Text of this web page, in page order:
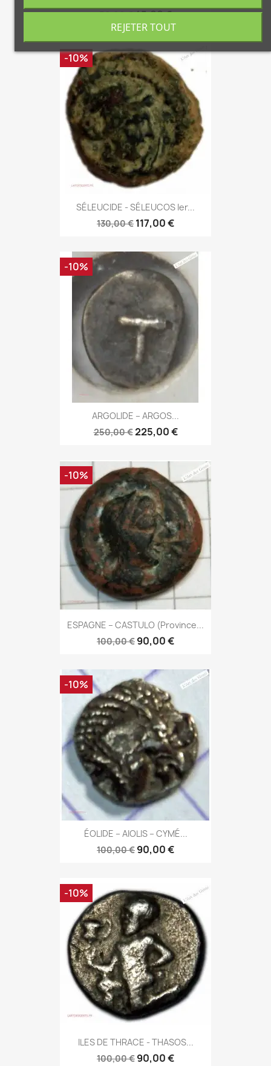
50,00 €45,00 €
SÉLEUCIDE - SÉLEUCOS Ier...
130,00 € 117,00 €
-10%
ARGOLIDE – ARGOS...
250,00 €225,00 €
-10%
ESPAGNE – CASTULO (Province...
100,00 € 90,00 €
-10%
ÉOLIDE – AIOLIS – CYMÉ...
100,00 € 90,00 €
-10%
ILES DE THRACE - THASOS...
100,00 € 90,00 €
-10%
REJETER TOUT